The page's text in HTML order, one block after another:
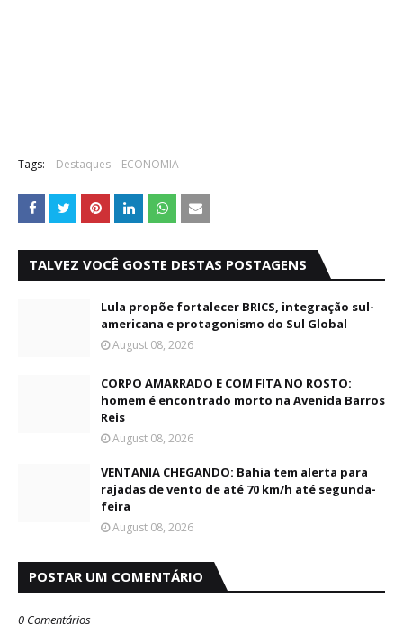
Tags: Destaques ECONOMIA
TALVEZ VOCÊ GOSTE DESTAS POSTAGENS
Lula propõe fortalecer BRICS, integração sul-
americana e protagonismo do Sul Global
August 08, 2026
CORPO AMARRADO E COM FITA NO ROSTO:
homem é encontrado morto na Avenida Barros
Reis
August 08, 2026
VENTANIA CHEGANDO: Bahia tem alerta para
rajadas de vento de até 70 km/h até segunda-
feira
August 08, 2026
POSTAR UM COMENTÁRIO
0 Comentários